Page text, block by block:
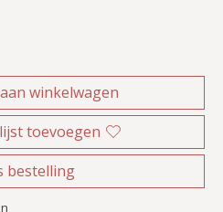
winkelwagen
toevoegen
bestelling